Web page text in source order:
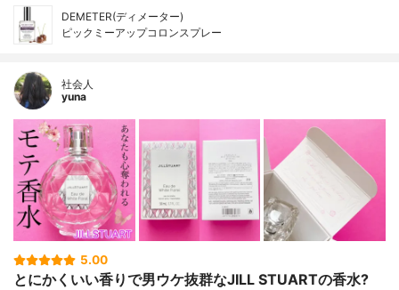
DEMETER(ディメーター)
ピックミーアップコロンスプレー
社会人
yuna
5.00
とにかくいい香りで男ウケ抜群なJILL STUARTの香水?